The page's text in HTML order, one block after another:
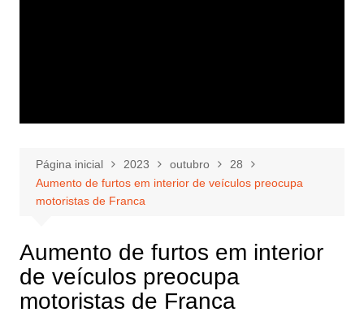
Página inicial 2023 outubro
28
Aumento de furtos em interior de veículos preocupa
motoristas de Franca
Aumento de furtos em interior
de veículos preocupa
motoristas de Franca